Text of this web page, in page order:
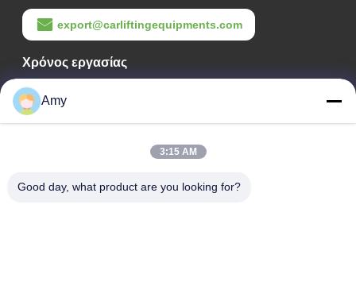
export@carliftingequipments.com
Χρόνος εργασίας
09:00-18:00
Η διεύθυνσή μας
Amy
3:15 AM
Good day, what product are you looking for?